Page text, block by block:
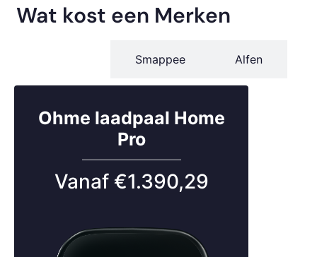
Wat kost een Merken
Smappee Alfen
Ohme laadpaal Home
Pro
Vanaf €1.390,29